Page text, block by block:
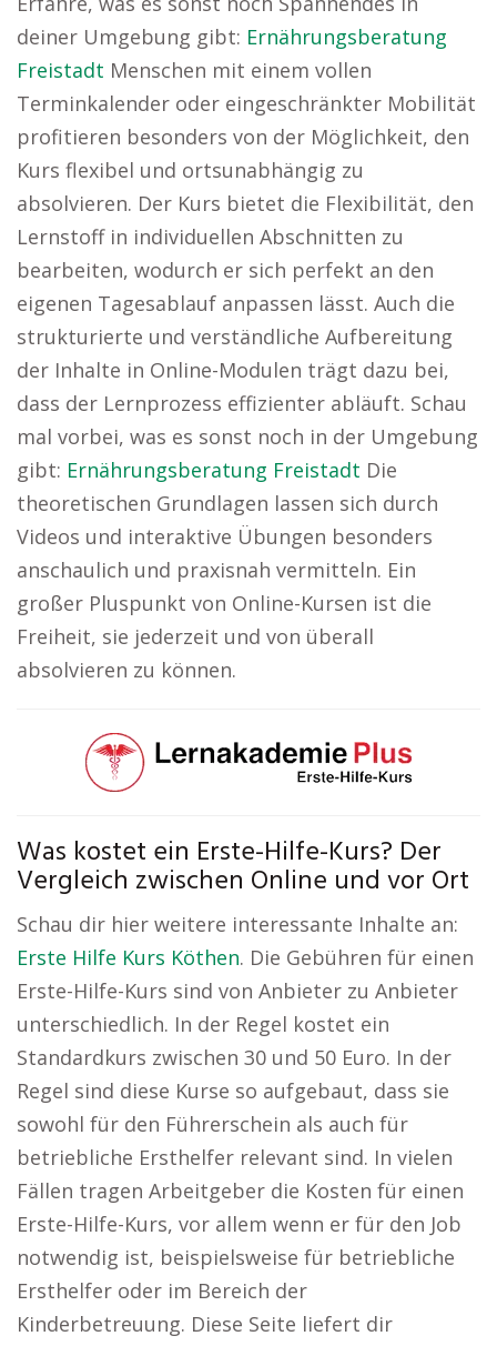
deiner Umgebung gibt: Ernährungsberatung
Freistadt Menschen mit einem vollen
Terminkalender oder eingeschränkter Mobilität
profitieren besonders von der Möglichkeit, den
Kurs flexibel und ortsunabhängig zu
absolvieren. Der Kurs bietet die Flexibilität, den
Lernstoff in individuellen Abschnitten zu
bearbeiten, wodurch er sich perfekt an den
eigenen Tagesablauf anpassen lässt. Auch die
strukturierte und verständliche Aufbereitung
der Inhalte in Online-Modulen trägt dazu bei,
dass der Lernprozess effizienter abläuft. Schau
mal vorbei, was es sonst noch in der Umgebung
gibt: Ernährungsberatung Freistadt Die
theoretischen Grundlagen lassen sich durch
Videos und interaktive Übungen besonders
anschaulich und praxisnah vermitteln. Ein
großer Pluspunkt von Online-Kursen ist die
Freiheit, sie jederzeit und von überall
absolvieren zu können.
Was kostet ein Erste-Hilfe-Kurs? Der
Vergleich zwischen Online und vor Ort
Schau dir hier weitere interessante Inhalte an:
Erste Hilfe Kurs Köthen. Die Gebühren für einen
Erste-Hilfe-Kurs sind von Anbieter zu Anbieter
unterschiedlich. In der Regel kostet ein
Standardkurs zwischen 30 und 50 Euro. In der
Regel sind diese Kurse so aufgebaut, dass sie
sowohl für den Führerschein als auch für
betriebliche Ersthelfer relevant sind. In vielen
Fällen tragen Arbeitgeber die Kosten für einen
Erste-Hilfe-Kurs, vor allem wenn er für den Job
notwendig ist, beispielsweise für betriebliche
Ersthelfer oder im Bereich der
Kinderbetreuung. Diese Seite liefert dir